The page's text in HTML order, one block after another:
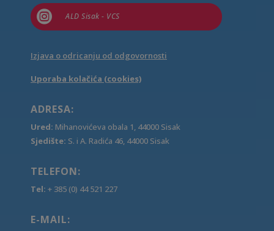
 ALD Sisak - VCS
Izjava o odricanju od odgovornosti
Uporaba kolačića (cookies)
ADRESA:
Ured: Mihanovićeva obala 1, 44000 Sisak
Sjedište: S. i A. Radića 46, 44000 Sisak
TELEFON:
Tel: + 385 (0) 44 521 227
E-MAIL: